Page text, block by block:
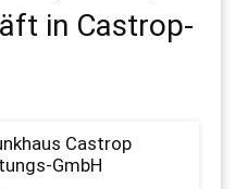
in Castrop-
Castrop
GmbH